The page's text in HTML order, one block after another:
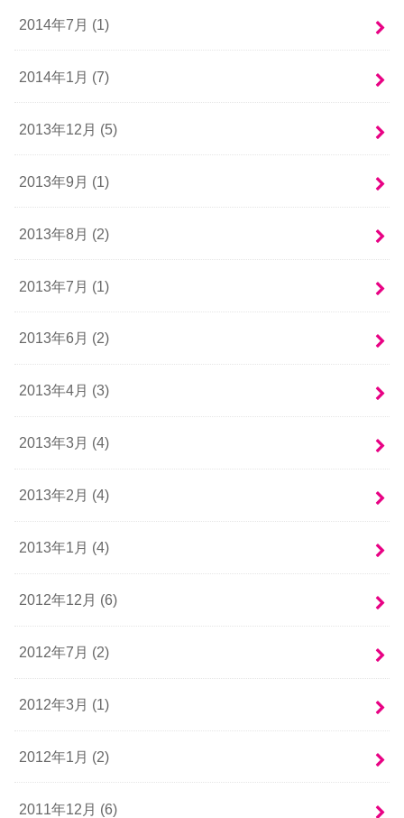
2014年7月 (1)
2014年1月 (7)
2013年12月 (5)
2013年9月 (1)
2013年8月 (2)
2013年7月 (1)
2013年6月 (2)
2013年4月 (3)
2013年3月 (4)
2013年2月 (4)
2013年1月 (4)
2012年12月 (6)
2012年7月 (2)
2012年3月 (1)
2012年1月 (2)
2011年12月 (6)